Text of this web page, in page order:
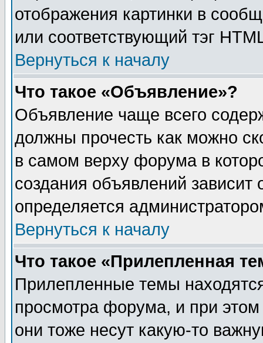
отображения картинки в
или соответствующий тэг
Вернуться к началу
Что такое «Объявление»?
Объявление чаще всего
должны прочесть как можно
в самом верху форума в
создания объявлений зависит
определяется
Вернуться к началу
Что такое «Прилепленная
Прилепленные темы
просмотра форума, и при
они тоже несут какую-то